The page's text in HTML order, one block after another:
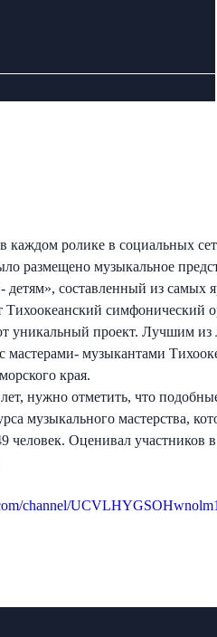
каждом ролике в социальных
размещено музыкальное
детям», составленный из самых
симфонический
уникальный проект. Лучшим
мастерами- музыкантами
края.
нужно отметить, что
музыкального мастерства,
человек. Оценивал
channel/